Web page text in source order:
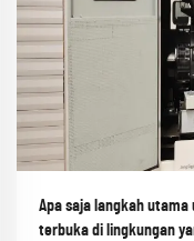
Apa saja langkah
terbuka di lingkungan